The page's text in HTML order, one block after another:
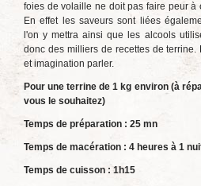
foies de volaille ne doit pas faire peur à
En effet les saveurs sont liées
l'on y mettra ainsi que les alcools
donc des milliers de recettes de terrine.
et imagination parler.
Pour une terrine de 1 kg environ (à
vous le souhaitez)
Temps de préparation : 25 mn
Temps de macération : 4 heures à 1
Temps de cuisson : 1h15